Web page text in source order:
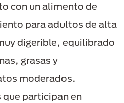
con un alimento de
para adultos de alta
digerible, equilibrado
grasas y
moderados.
que participan en